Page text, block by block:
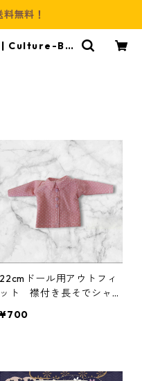
無料！
| Culture-Bo
22cmドール用アウトフィ
ット 襟付き長そでシャ
ジュアル リアルクローズ
¥700